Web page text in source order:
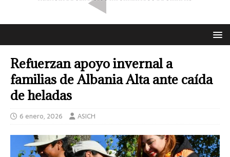
Refuerzan apoyo invernal a
familias de Albania Alta ante caída
de heladas
6 enero, 2026 ASICH